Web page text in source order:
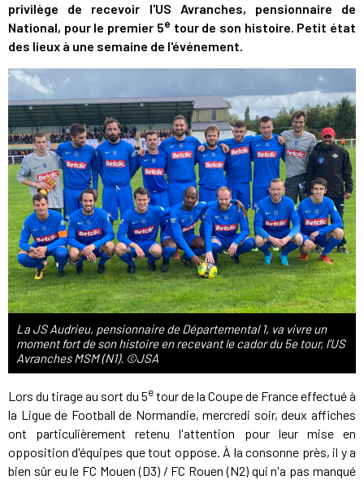
privilège de recevoir l'US Avranches, pensionnaire de
National, pour le premier 5e tour de son histoire. Petit état
des lieux à une semaine de l'événement.
La JS Audrieu, pensionnaire de Départemental 1, va vivre un
moment fort de son histoire en recevant le cador du 5e tour, l'US
Avranches MSM (N1). ©JSA
Lors du tirage au sort du 5etour de la Coupe de France effectué à
la Ligue de Football de Normandie, mercredi soir, deux affiches
ont particulièrement retenu l'attention pour leur mise en
opposition d'équipes que tout oppose. À la consonne près, il y a
bien sûr eu le FC Mouen (D3) / FC Rouen (N2) qui n'a pas manqué